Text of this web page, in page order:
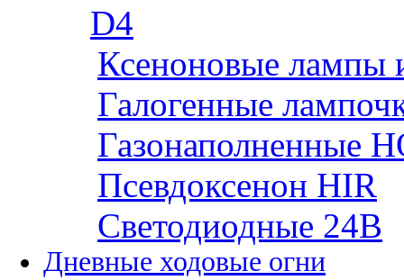
D4
Ксеноновые лампы
Галогенные
Газонаполненные
Псевдоксенон HIR
Cветодиодные 24B
Дневные ходовые огни